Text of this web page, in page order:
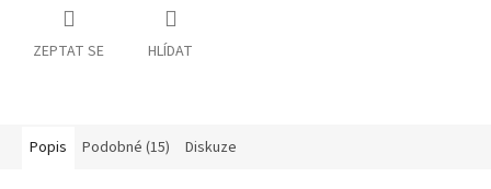
ZEPTAT SE HLÍDAT
Popis Podobné (15) Diskuze